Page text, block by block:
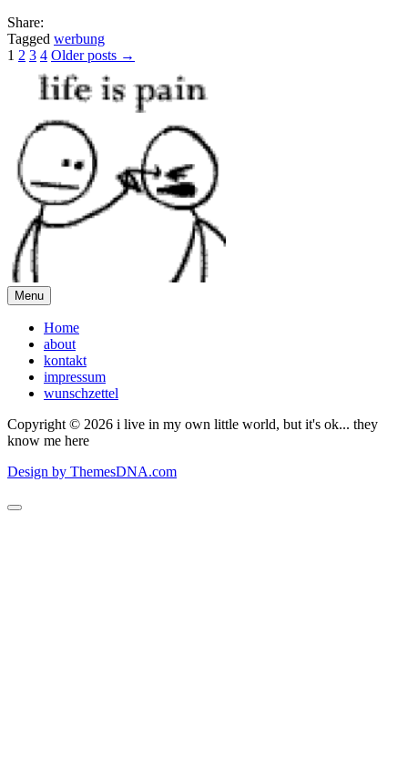
Share:
Tagged werbung
Posts
pagination
1 2 3 4 Older posts →
Menu
Home
about
kontakt
impressum
wunschzettel
Copyright © 2026 i live in my own little world, but it's ok... they
know me here
Design by ThemesDNA.com
Scroll